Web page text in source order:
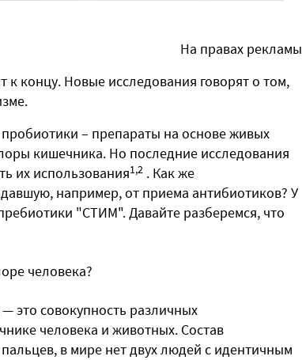
На правах рекламы
концу. Новые исследования говорят о том,
– препараты на основе живых
кишечника. Но последние исследования
их использования1,2 . Как же
например, от приема антибиотиков? У
"СТИМ". Давайте разберемся, что
человека?
совокупность различных
человека и животных. Состав
в мире нет двух людей с идентичным